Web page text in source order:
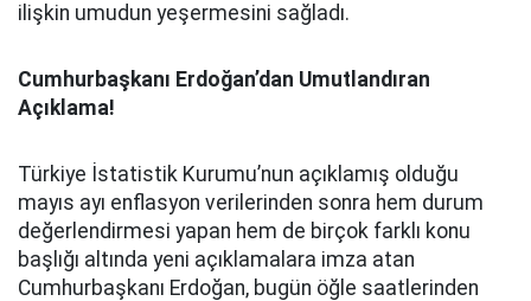
ilişkin umudun yeşermesini sağladı.
Cumhurbaşkanı Erdoğan’dan Umutlandıran
Açıklama!
Türkiye İstatistik Kurumu’nun açıklamış olduğu
mayıs ayı enflasyon verilerinden sonra hem durum
değerlendirmesi yapan hem de birçok farklı konu
başlığı altında yeni açıklamalara imza atan
Cumhurbaşkanı Erdoğan, bugün öğle saatlerinden